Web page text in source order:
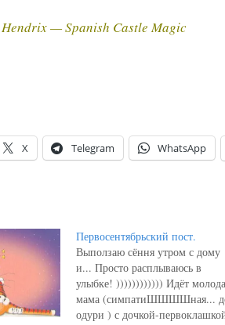
Hendrix — Spanish Castle Magic
X Telegram WhatsApp
Первосентябрьский пост.
Выползаю сёння утром с дому
и... Просто расплываюсь в
улыбке! )))))))))))) Идёт
мама (симпатиШШШШная...
одури ) с дочкой-